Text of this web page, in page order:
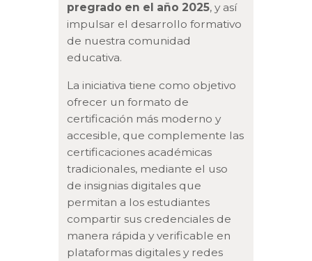
pregrado en el año 2025, y así
impulsar el desarrollo formativo
de nuestra comunidad
educativa.
La iniciativa tiene como objetivo
ofrecer un formato de
certificación más moderno y
accesible, que complemente las
certificaciones académicas
tradicionales, mediante el uso
de insignias digitales que
permitan a los estudiantes
compartir sus credenciales de
manera rápida y verificable en
plataformas digitales y redes